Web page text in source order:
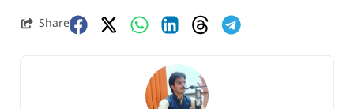
Share